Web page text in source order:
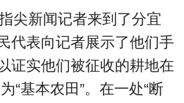
尖新闻记者来到了分宜
代表向记者展示了他们手
证实他们被征收的耕地在
“基本农田”。在一处“断